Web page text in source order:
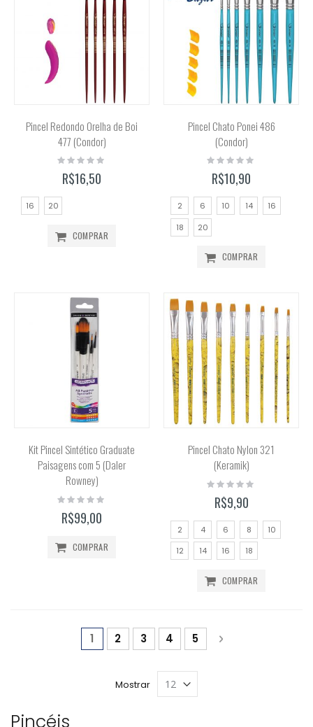
Pincel Redondo Orelha de Boi
477 (Condor)
Rating:
R$16,50
16 20
COMPRAR
Pincel Chato Ponei 486
(Condor)
Rating:
R$10,90
2 6 10 14
16
18
20
COMPRAR
Kit Pincel Sintético Graduate
Paisagens com 5 (Daler
Rowney)
Rating:
0%
R$99,00
COMPRAR
Pincel Chato Nylon 321
(Keramik)
Rating:
0%
R$9,90
2 4 6 8
10
12
14 16 18
COMPRAR
Página
Você está lendo a página
1 Página
2 Página
3 Página
4 Página
5 Página
Próximo
Mostrar
Pincéis